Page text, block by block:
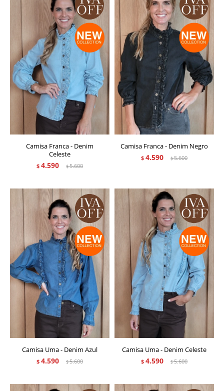
Camisa Franca - Denim
Celeste
$ 4.590 $5.600
Camisa Franca - Denim Negro
$ 4.590 $5.600
Camisa Uma - Denim Azul
$ 4.590 $5.600
Camisa Uma - Denim Celeste
$ 4.590 $5.600